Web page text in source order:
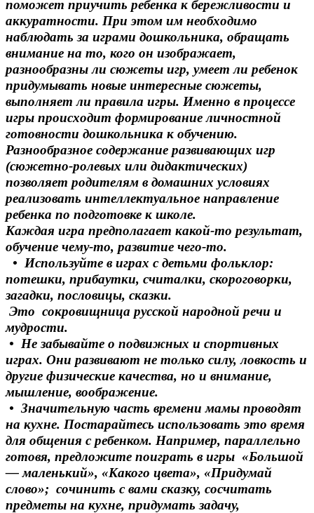
поможет приучить ребенка к бережливости и
аккуратности. При этом им необходимо
наблюдать за играми дошкольника, обращать
внимание на то, кого он изображает,
разнообразны ли сюжеты игр, умеет ли ребенок
придумывать новые интересные сюжеты,
выполняет ли правила игры. Именно в процессе
игры происходит формирование личностной
готовности дошкольника к обучению.
Разнообразное содержание развивающих игр
(сюжетно-ролевых или дидактических)
позволяет родителям в домашних условиях
реализовать интеллектуальное направление
ребенка по подготовке к школе.
Каждая игра предполагает какой-то результат,
обучение чему-то, развитие чего-то.
• Используйте в играх с детьми фольклор:
потешки, прибаутки, считалки, скороговорки,
загадки, пословицы, сказки.
Это сокровищница русской народной речи и
мудрости.
• Не забывайте о подвижных и спортивных
играх. Они развивают не только силу, ловкость и
другие физические качества, но и внимание,
мышление, воображение.
• Значительную часть времени мамы проводят
на кухне. Постарайтесь использовать это время
для общения с ребенком. Например, параллельно
готовя, предложите поиграть в игры «Большой
— маленький», «Какого цвета», «Придумай
слово»; сочинить с вами сказку, сосчитать
предметы на кухне, придумать задачу,